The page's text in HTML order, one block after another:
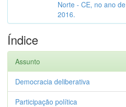
Norte - CE, no ano de
2016.
Índice
Assunto
Democracia deliberativa
Participação política